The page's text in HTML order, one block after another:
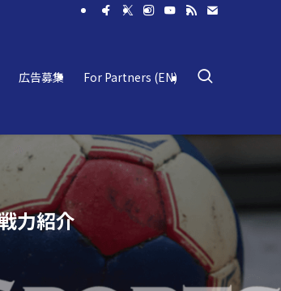
広告募集 For Partners (EN)
力紹介